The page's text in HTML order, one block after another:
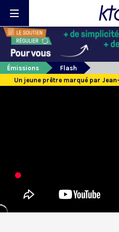
Émissions
Flash
Un jeune prêtre marqué par